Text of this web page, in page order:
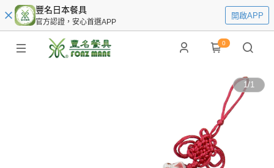
豐名日本餐具
官方認證，安心首選APP
開啟APP
0
1/1